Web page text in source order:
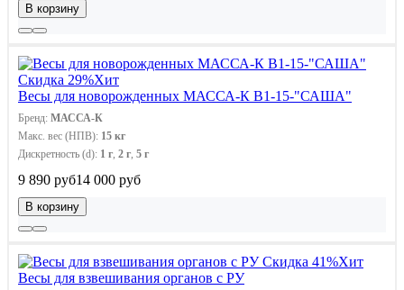
В корзину
Скидка 29%Хит
Весы для новорожденных МАССА-К В1-15-"САША"
Бренд: МАССА-К
Макс. вес (НПВ): 15 кг
Дискретность (d): 1 г, 2 г, 5 г
9 890 руб14 000 руб
В корзину
Скидка 41%Хит
Весы для взвешивания органов с РУ